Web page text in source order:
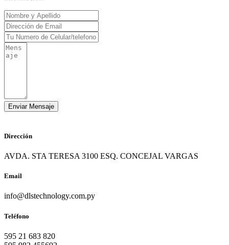
Dirección
AVDA. STA TERESA 3100 ESQ. CONCEJAL VARGAS
Email
info@dlstechnology.com.py
Teléfono
595 21 683 820